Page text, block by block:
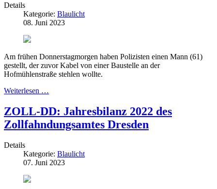
Details
Kategorie: Blaulicht
08. Juni 2023
Am frühen Donnerstagmorgen haben Polizisten einen Mann (61)
gestellt, der zuvor Kabel von einer Baustelle an der
Hofmühlenstraße stehlen wollte.
Weiterlesen …
ZOLL-DD: Jahresbilanz 2022 des
Zollfahndungsamtes Dresden
Details
Kategorie: Blaulicht
07. Juni 2023